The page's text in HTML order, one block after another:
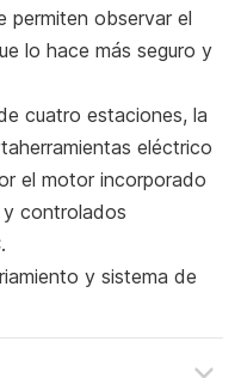
permiten observar el
lo hace más seguro y
cuatro estaciones, la
eléctrico
el motor incorporado
controlados
y sistema de